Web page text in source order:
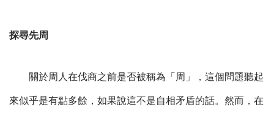
探尋先周
關於周人在伐商之前是否被稱為「周」，這個問題聽起
來似乎是有點多餘，如果說這不是自相矛盾的話。然而，在